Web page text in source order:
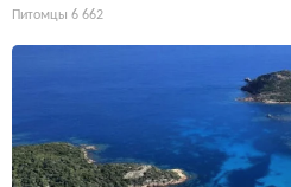
Питомцы 6 662